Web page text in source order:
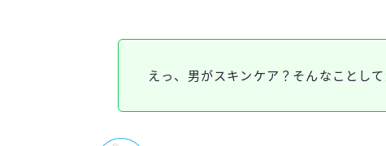
えっ、男がスキンケア？そんなことし